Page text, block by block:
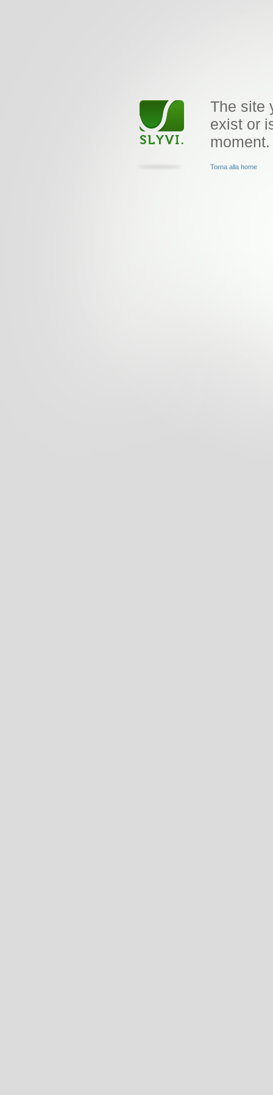
The site
exist or
moment.
Torna alla home